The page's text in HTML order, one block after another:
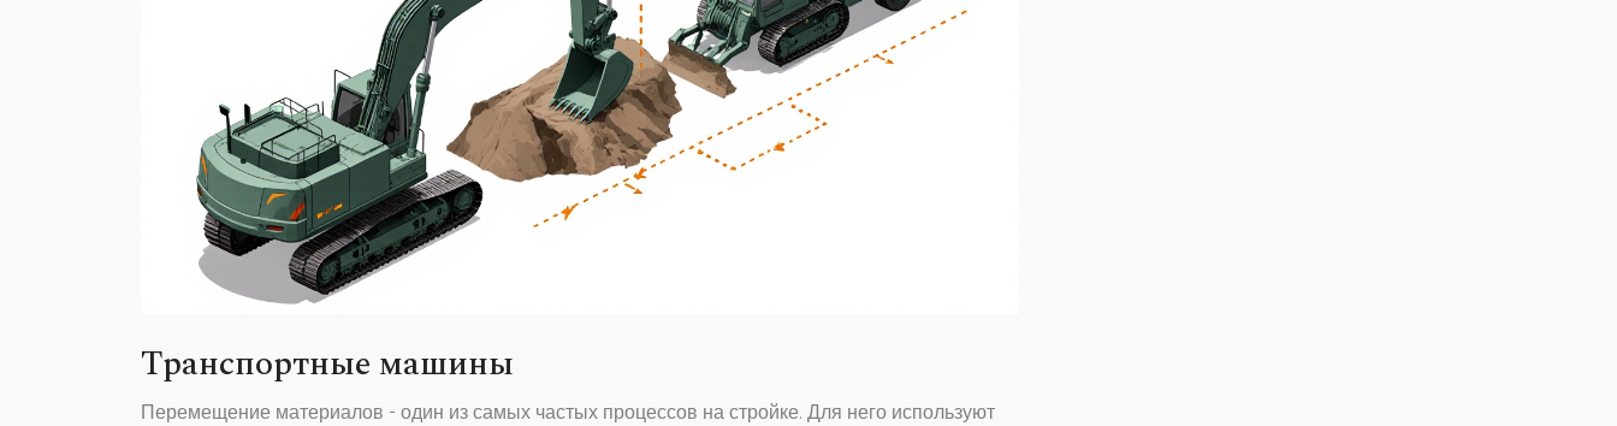
Транспортные машины
Перемещение материалов - один из самых частых процессов на стройке. Для него используют